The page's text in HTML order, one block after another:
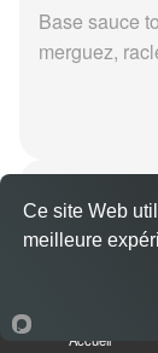
Base sauce
merguez,
Dès10.00
Base sauce
Accueil
Ce site Web
meilleure